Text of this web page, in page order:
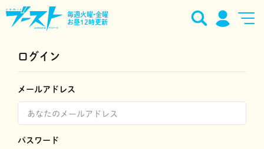
毎週火曜•金曜
お昼12時更新
ログイン
メールアドレス
パスワード